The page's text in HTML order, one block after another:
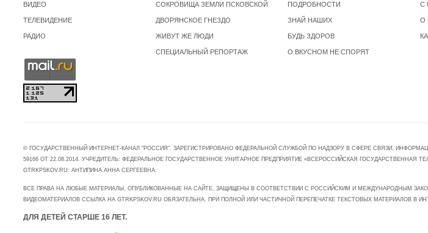
ВИДЕО
ТЕЛЕВИДЕНИЕ
РАДИО
СОКРОВИЩА ЗЕМЛИ ПСКОВСКОЙ
ДВОРЯНСКОЕ ГНЕЗДО
ЖИВУТ ЖЕ ЛЮДИ
СПЕЦИАЛЬНЫЙ РЕПОРТАЖ
ПОДРОБНОСТИ
ЗНАЙ НАШИХ
БУДЬ ЗДОРОВ
О ВКУСНОМ НЕ СПОРЯТ
С
О
© ГОСУДАРСТВЕННЫЙ ИНТЕРНЕТ-КАНАЛ "РОССИЯ". ЗАРЕГИСТРИРОВАНО ФЕДЕРАЛЬНОЙ СЛУЖБОЙ ПО НАДЗОРУ В СФЕРЕ СВЯЗИ,
59166 ОТ 22.08.2014. УЧРЕДИТЕЛЬ: ФЕДЕРАЛЬНОЕ ГОСУДАРСТВЕННОЕ УНИТАРНОЕ ПРЕДПРИЯТИЕ «ВСЕРОССИЙСКАЯ
GTRKPSKOV.RU: АНТИПИНА АННА СЕРГЕЕВНА.
ВСЕ ПРАВА НА ЛЮБЫЕ МАТЕРИАЛЫ, ОПУБЛИКОВАННЫЕ НА САЙТЕ, ЗАЩИЩЕНЫ В СООТВЕТСТВИИ С РОССИЙСКИМ И МЕЖДУНАРОДНЫМ
ВИДЕОМАТЕРИАЛОВ ССЫЛКА НА GTRKPSKOV.RU ОБЯЗАТЕЛЬНА. ПРИ ПОЛНОЙ ИЛИ ЧАСТИЧНОЙ ПЕРЕПЕЧАТКЕ ТЕКСТОВЫХ МАТЕРИАЛОВ В
ДЛЯ ДЕТЕЙ СТАРШЕ 16 ЛЕТ.